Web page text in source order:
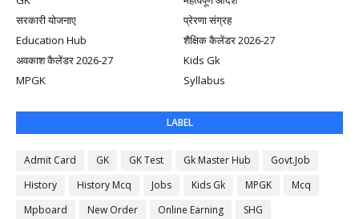
सरकारी योजनाए
प्रेरणा संग्रह
Education Hub
शैक्षिक कैलेंडर 2026-27
अवकाश कैलेंडर 2026-27
Kids Gk
MPGK
Syllabus
LABEL
Admit Card GK GK Test Gk Master Hub
Govt.Job
History
History Mcq Jobs Kids Gk MPGK
Mcq
Mpboard
New Order Online Earning
SHG